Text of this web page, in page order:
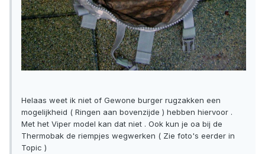
Helaas weet ik niet of Gewone burger rugzakken een
mogelijkheid ( Ringen aan bovenzijde ) hebben hiervoor .
Met het Viper model kan dat niet . Ook kun je oa bij de
Thermobak de riempjes wegwerken ( Zie foto's eerder in
Topic )